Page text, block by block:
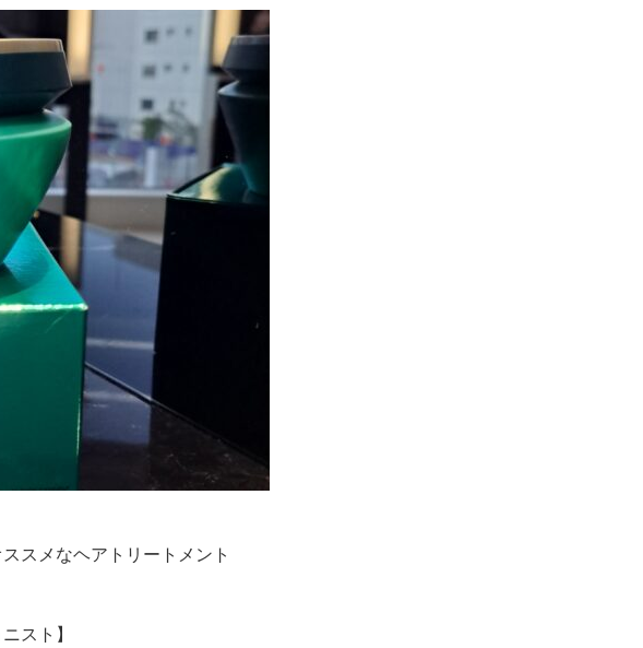
スメなヘアトリートメント
スト】